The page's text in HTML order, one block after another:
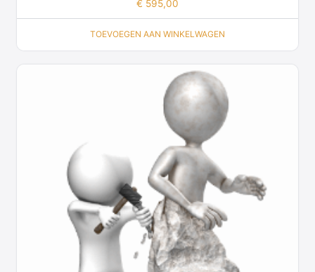
€ 595,00
TOEVOEGEN AAN WINKELWAGEN